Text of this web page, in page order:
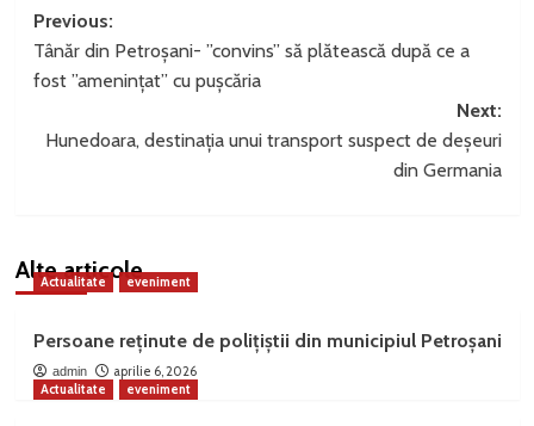
Post
navigation
Previous:
Tânăr din Petroșani- ”convins” să plătească după ce a
fost ”amenințat” cu pușcăria
Next:
Hunedoara, destinația unui transport suspect de deșeuri
din Germania
Alte articole
Actualitate eveniment
Persoane reținute de polițiștii din municipiul Petroșani
admin
aprilie 6, 2026
Actualitate
eveniment